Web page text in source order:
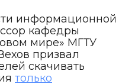
информационной
кафедры
мире» МГТУ
призвал
скачивать
только